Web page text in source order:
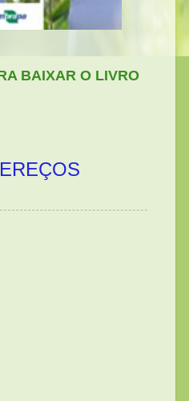
BAIXAR O LIVRO